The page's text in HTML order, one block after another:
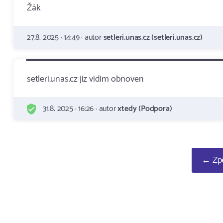
Žák
27.8. 2025 · 14:49 · autorsetleri.unas.cz (setleri.unas.cz)
setleri.unas.cz jiz vidim obnoven
31.8. 2025 · 16:26 · autorxtedy (Podpora)
←